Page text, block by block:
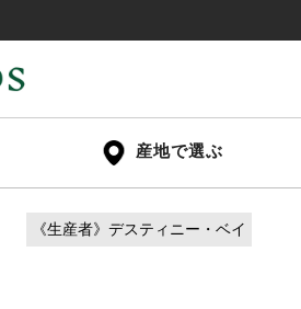
産地で選ぶ
《生産者》デスティニー・ベイ